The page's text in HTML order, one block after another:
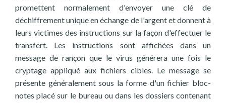
promettent normalement d'envoyer une clé de
déchiffrement unique en échange de l'argent et donnent à
leurs victimes des instructions sur la façon d'effectuer le
transfert. Les instructions sont affichées dans un
message de rançon que le virus générera une fois le
cryptage appliqué aux fichiers cibles. Le message se
présente généralement sous la forme d'un fichier bloc-
notes placé sur le bureau ou dans les dossiers contenant